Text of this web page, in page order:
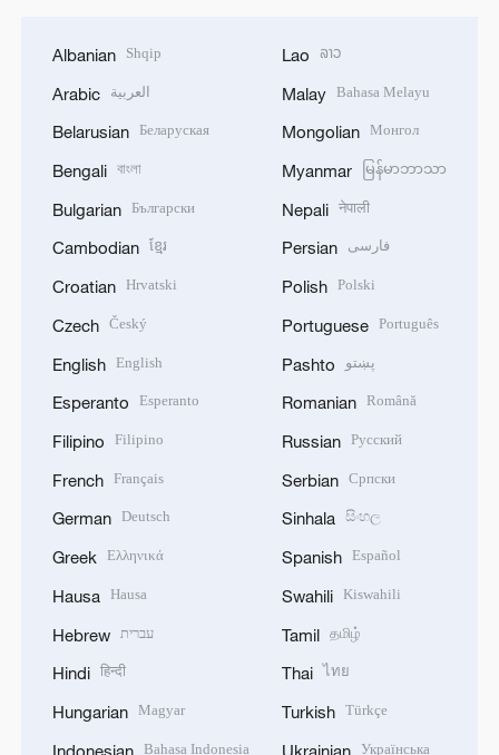
Albanian Shqip
Arabic العربية
Belarusian Беларуская
Bengali বাংলা
Bulgarian Български
Cambodian ខ្មែរ
Croatian Hrvatski
Czech Český
English English
Esperanto Esperanto
Filipino Filipino
French Français
German Deutsch
Greek Ελληνικά
Hausa Hausa
Hebrew עברית
Hindi हिन्दी
Hungarian Magyar
Indonesian Bahasa Indonesia
Lao ລາວ
Malay Bahasa Melayu
Mongolian Монгол
Myanmar မြန်မာဘာသာ
Nepali नेपाली
Persian فارسی
Polish Polski
Portuguese Português
Pashto پښتو
Romanian Română
Russian Русский
Serbian Српски
Sinhala සිංහල
Spanish Español
Swahili Kiswahili
Tamil தமிழ்
Thai ไทย
Turkish Türkçe
Ukrainian Українська